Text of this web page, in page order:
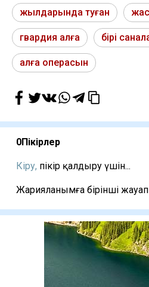
жылдарында туған жас
гвардия алға бірі
алға операсын
0Пікірлер
Кіру, пікір қалдыру үшін...
Жарияланымға бірінші жауап